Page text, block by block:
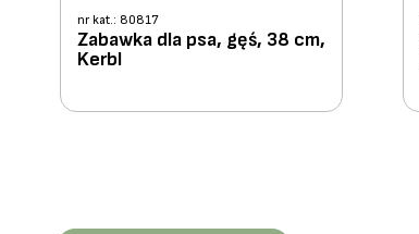
nr kat.: 80817
Zabawka dla psa, gęś, 38 cm,
Kerbl